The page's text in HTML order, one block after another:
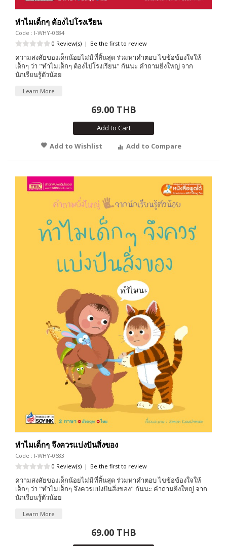
ทำไมเด็กๆ ต้องไปโรงเรียน
Code : I-WHY-0684
0 Review(s) | Be the first to review
ความสงสัยของเด็กน้อยไม่มีที่สิ้นสุด ร่วมหาคำตอบ ไขข้อข้องใจให้
เด็กๆ ว่า "ทำไมเด็กๆ ต้องไปโรงเรียน" กันนะ คำถามยิ่งใหญ่ จาก
นักเรียนรู้ตัวน้อย
Learn More
69.00 THB
Add to Cart
Add to Wishlist
Add to Compare
ทำไมเด็กๆ จึงควรแบ่งปันสิ่งของ
Code : I-WHY-0683
0 Review(s) | Be the first to review
ความสงสัยของเด็กน้อยไม่มีที่สิ้นสุด ร่วมหาคำตอบ ไขข้อข้องใจให้
เด็กๆ ว่า "ทำไมเด็กๆ จึงควรแบ่งปันสิ่งของ" กันนะ คำถามยิ่งใหญ่ จาก
นักเรียนรู้ตัวน้อย
Learn More
69.00 THB